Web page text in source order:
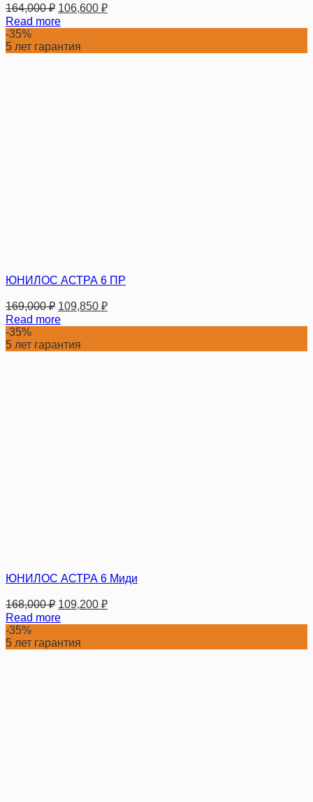
164,000₽ 106,600 ₽
Read more
-35%
5 лет гарантия
ЮНИЛОС АСТРА 6 ПР
169,000₽ 109,850 ₽
Read more
-35%
5 лет гарантия
ЮНИЛОС АСТРА 6 Миди
168,000₽ 109,200 ₽
Read more
-35%
5 лет гарантия